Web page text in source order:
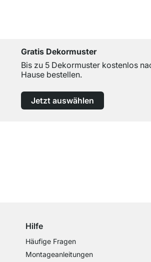
Gratis Dekormuster
Bis zu 5 Dekormuster kostenlos
Hause bestellen.
Jetzt auswählen
Hilfe
Häufige Fragen
Montageanleitungen